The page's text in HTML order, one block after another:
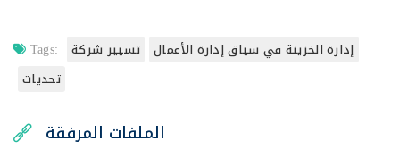
Tags: تسيير شركة
إدارة الخزينة في سياق إدارة الأعمال
تحديات
الملفات المرفقة